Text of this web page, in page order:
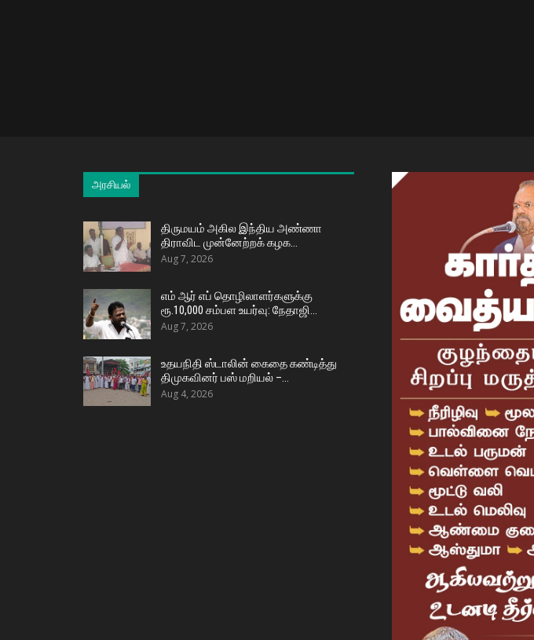
அரசியல்
திருமயம் அகில இந்திய அண்ணா
திராவிட முன்னேற்றக் கழக…
Aug 7, 2026
எம் ஆர் எப் தொழிலாளர்களுக்கு
ரூ.10,000 சம்பள உயர்வு: நேதாஜி…
Aug 7, 2026
உதயநிதி ஸ்டாலின் கைதை கண்டித்து
திமுகவினர் பஸ் மறியல் –…
Aug 4, 2026